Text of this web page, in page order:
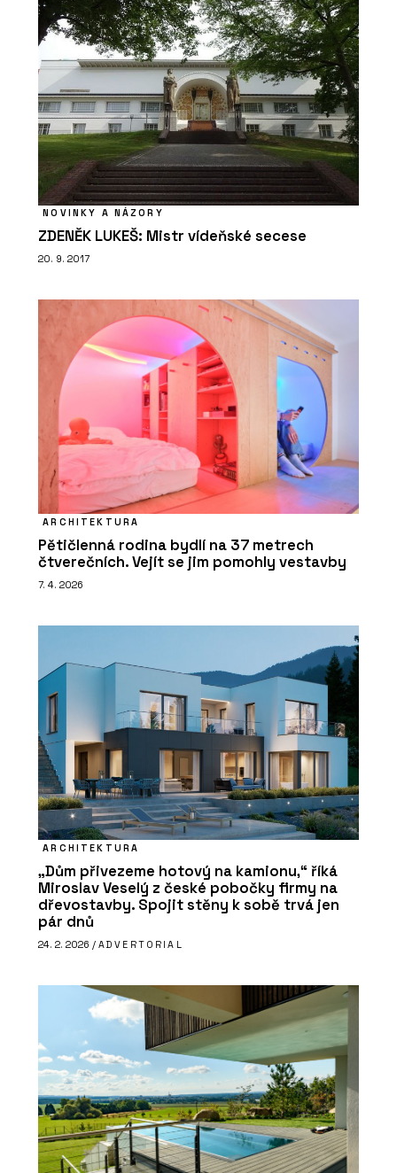
NOVINKY A NÁZORY
ZDENĚK LUKEŠ: Mistr vídeňské secese
20. 9. 2017
ARCHITEKTURA
Pětičlenná rodina bydlí na 37 metrech
čtverečních. Vejít se jim pomohly vestavby
7. 4. 2026
ARCHITEKTURA
„Dům přivezeme hotový na kamionu,“ říká
Miroslav Veselý z české pobočky firmy na
dřevostavby. Spojit stěny k sobě trvá jen
pár dnů
24. 2. 2026 / ADVERTORIAL